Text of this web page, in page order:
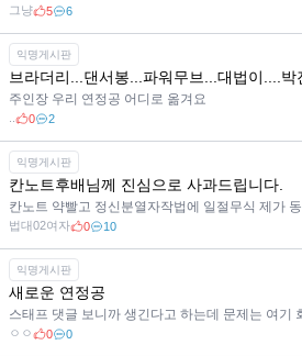
그냥 5 6
익명게시판
브라더리...댄서봉...파워무브...대법이....
주인장 우리 연정공 어디로 옮겨요
0 2
익명게시판
칸노트후배님께 진심으로 사과드립니다.
법대02여자 0 10
익명게시판
새로운 연정공
스태프 댓글 보니까 생긴다고 하는데 문제는 여기
ㅇㅇ 0 0